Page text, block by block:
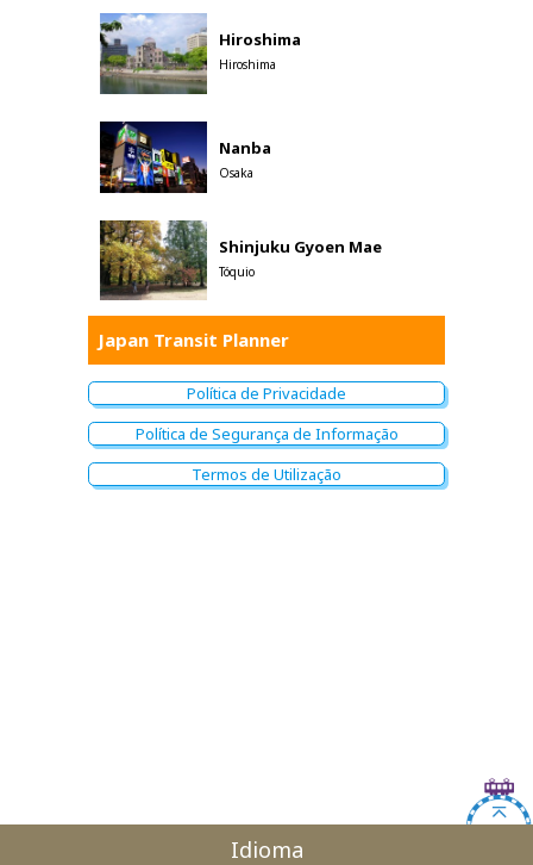
Hiroshima
Hiroshima
Nanba
Osaka
Shinjuku Gyoen Mae
Tóquio
Japan Transit Planner
Política de Privacidade
Política de Segurança de Informação
Termos de Utilização
Idioma